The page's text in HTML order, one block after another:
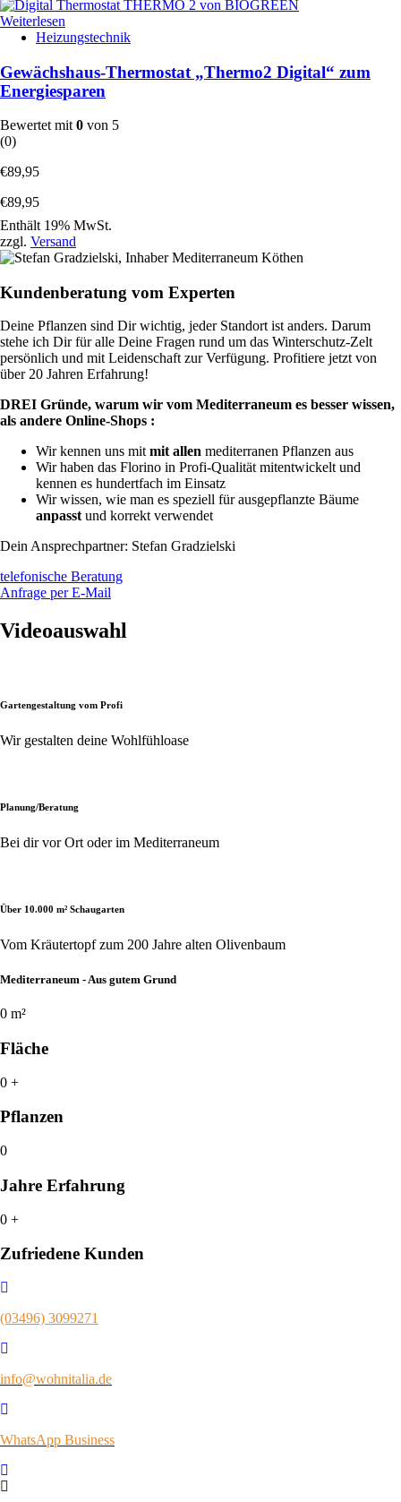
Weiterlesen
Heizungstechnik
Gewächshaus-Thermostat „Thermo2 Digital“ zum
Energiesparen
Bewertet mit 0 von 5
(0)
€89,95
€89,95
Enthält 19% MwSt.
zzgl. Versand
Kundenberatung vom Experten
Deine Pflanzen sind Dir wichtig, jeder Standort ist anders. Darum
stehe ich Dir für alle Deine Fragen rund um das Winterschutz-Zelt
persönlich und mit Leidenschaft zur Verfügung. Profitiere jetzt von
über 20 Jahren Erfahrung!
DREI Gründe, warum wir vom Mediterraneum es besser wissen,
als andere Online-Shops :
Wir kennen uns mit mit allen mediterranen Pflanzen aus
Wir haben das Florino in Profi-Qualität mitentwickelt und
kennen es hundertfach im Einsatz
Wir wissen, wie man es speziell für ausgepflanzte Bäume
anpasst und korrekt verwendet
Dein Ansprechpartner: Stefan Gradzielski
telefonische Beratung
Anfrage per E-Mail
Videoauswahl
Gartengestaltung vom Profi
Wir gestalten deine Wohlfühloase
Planung/Beratung
Bei dir vor Ort oder im Mediterraneum
Über 10.000 m² Schaugarten
Vom Kräutertopf zum 200 Jahre alten Olivenbaum
Mediterraneum - Aus gutem Grund
0 m²
Fläche
0 +
Pflanzen
0
Jahre Erfahrung
0 +
Zufriedene Kunden
(03496) 3099271
info@wohnitalia.de
WhatsApp Business